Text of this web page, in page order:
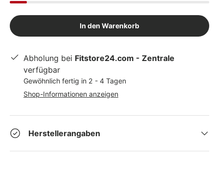
In den Warenkorb
Abholung bei Fitstore24.com - Zentrale
verfügbar
Gewöhnlich fertig in 2 - 4 Tagen
Shop-Informationen anzeigen
Herstellerangaben